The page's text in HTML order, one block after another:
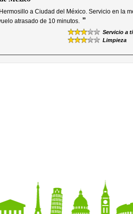
a Ciudad del México. Servicio en la
atrasado de 10 minutos. ”
Servicio a
Limpieza